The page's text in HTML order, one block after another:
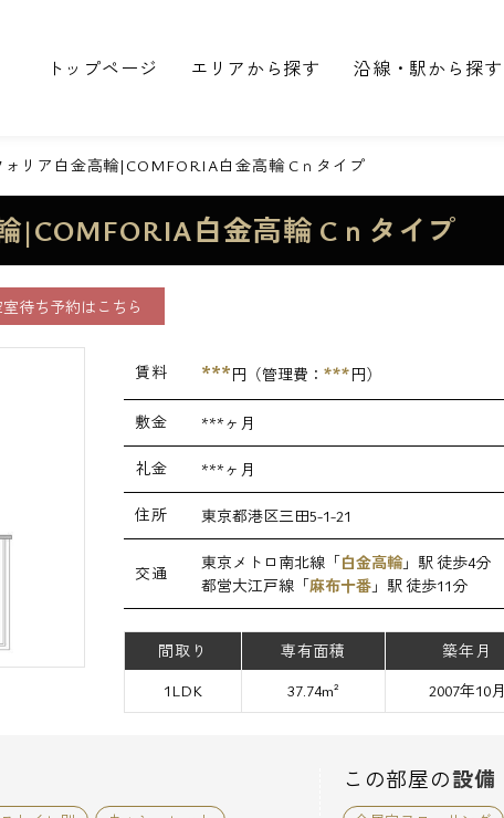
トップページ エリアから探す 沿線・駅から探す
ォリア白金高輪|COMFORIA白金高輪 Cｎタイプ
|COMFORIA白金高輪 Cｎタイプ
待ち予約はこちら
賃料 ***円（管理費： ***円）
敷金 ***ヶ月
礼金 ***ヶ月
住所 東京都港区三田5-1-21
交通
東京メトロ南北線「白金高輪」駅 徒歩4分
都営大江戸線「麻布十番 」駅 徒歩11分
間取り 専有面積
築年月
1LDK
37.74m² 2007年10月
この部屋の設備